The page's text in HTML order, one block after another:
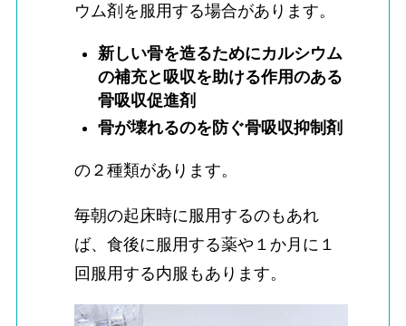
ウム剤を服用する場合があります。
新しい骨を造るためにカルシウム
の補充と吸収を助ける作用のある
骨吸収促進剤
骨が壊れるのを防ぐ骨吸収抑制剤
の２種類があります。
毎朝の起床時に服用するのもあれ
ば、食後に服用する薬や１か月に１
回服用する内服もあります。